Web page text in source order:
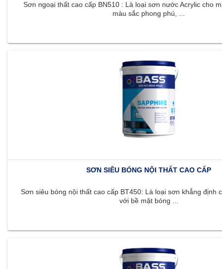
Sơn ngoại thất cao cấp BN510 : Là loại sơn nước Acrylic cho
màu sắc phong phú, ...
SƠN SIÊU BÓNG NỘI THẤT CAO CẤP
Sơn siêu bóng nội thất cao cấp BT450: Là loại sơn khẳng định
với bề mặt bóng ...